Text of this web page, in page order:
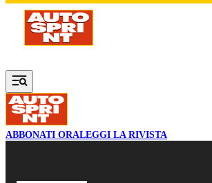
Vai al contenuto principale
ABBONATI ORALEGGI LA RIVISTA